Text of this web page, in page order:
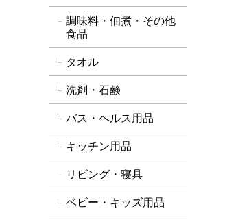
調味料・佃煮・その他
食品
タオル
洗剤・石鹸
バス・ヘルス用品
キッチン用品
リビング・寝具
ベビー・キッズ用品